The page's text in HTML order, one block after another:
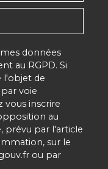
données
au RGPD. Si
l'objet de
voie
vous inscrire
au
prévu par l'article
sur le
ou par